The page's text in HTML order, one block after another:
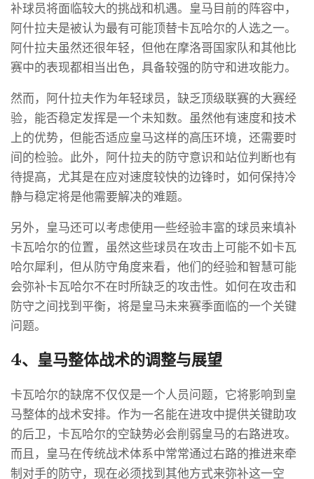
补球员将面临较大的挑战和机遇。皇马目前的阵容中，
阿什拉夫是被认为最有可能顶替卡瓦哈尔的人选之一。
阿什拉夫虽然还很年轻，但他在摩洛哥国家队和其他比
赛中的表现都相当出色，具备较强的防守和进攻能力。
然而，阿什拉夫作为年轻球员，缺乏顶级联赛的大赛经
验，能否稳定发挥是一个未知数。虽然他有速度和技术
上的优势，但能否适应皇马这样的高压环境，还需要时
间的检验。此外，阿什拉夫的防守意识和站位判断也有
待提高，尤其是在应对速度较快的边锋时，如何保持冷
静与稳定将是他需要解决的难题。
另外，皇马还可以考虑使用一些经验丰富的球员来填补
卡瓦哈尔的位置，虽然这些球员在攻击上可能不如卡瓦
哈尔犀利，但从防守角度来看，他们的经验和智慧可能
会弥补卡瓦哈尔不在时所缺乏的攻击性。如何在攻击和
防守之间找到平衡，将是皇马未来赛季面临的一个关键
问题。
4、皇马整体战术的调整与展望
卡瓦哈尔的缺席不仅仅是一个人员问题，它将影响到皇
马整体的战术安排。作为一名能在进攻中提供关键助攻
的后卫，卡瓦哈尔的空缺势必会削弱皇马的右路进攻。
而且，皇马在传统战术体系中常常通过右路的推进来牵
制对手的防守，现在必须找到其他方式来弥补这一空